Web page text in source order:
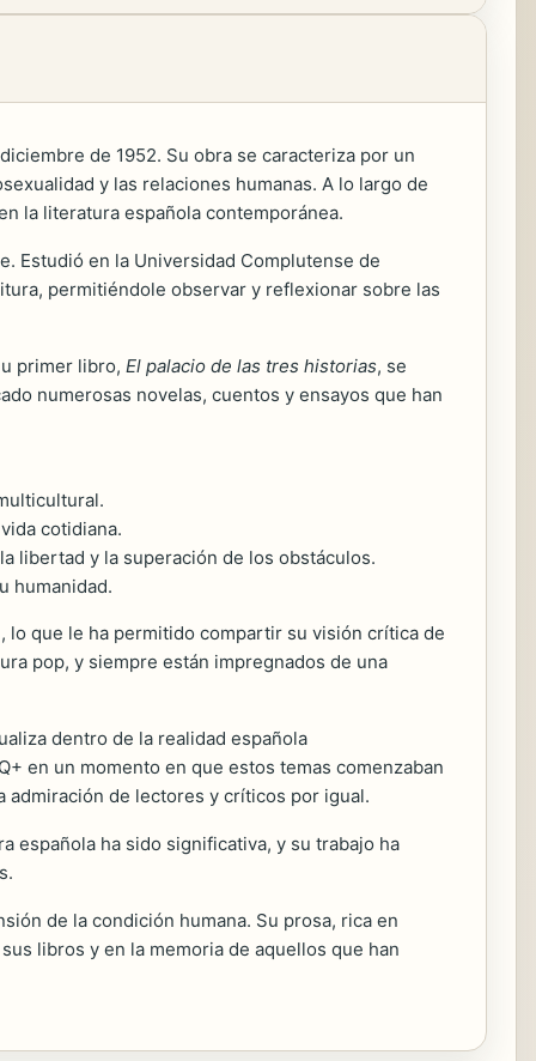
de 1952. Su obra se caracteriza por un
y las relaciones humanas. A lo largo de
la literatura española contemporánea.
Estudió en la Universidad Complutense de
permitiéndole observar y reflexionar sobre las
primer libro, El palacio de las tres historias, se
numerosas novelas, cuentos y ensayos que han
cotidiana.
libertad y la superación de los obstáculos.
humanidad.
lo que le ha permitido compartir su visión crítica de
pop, y siempre están impregnados de una
dentro de la realidad española
en un momento en que estos temas comenzaban
admiración de lectores y críticos por igual.
española ha sido significativa, y su trabajo ha
de la condición humana. Su prosa, rica en
libros y en la memoria de aquellos que han